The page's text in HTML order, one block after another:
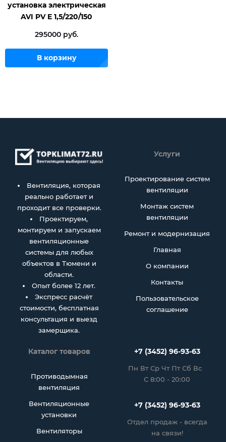
установка электрическая
AVI PV E 1,5/220/150
295000 руб.
В корзину
Вентиляция, которая
реально работает и
проходит все проверки.
Проектируем,
монтируем и запускаем
вентиляционные
системы для любых
объектов в Тюмени и
области.
Опыт более 12 лет.
Экспресс расчёт
стоимости, бесплатная
консультация и выезд
замерщика.
Услуги
Проектирование систем
вентиляции
Монтаж систем
вентиляции
Ремонт и модернизация
Главная
О компании
Контакты
Пользовательское
соглашение
Каталог товаров
Противодымная
вентиляция
Вентиляционные
установки
Вентиляторы
+7 (3452) 96-93-63
Пн Вт Ср Чт Пт Сб Вс
С 8:00 - 20:00
+7 (3452) 96-93-63
Отдел продаж - всегда
на связи!